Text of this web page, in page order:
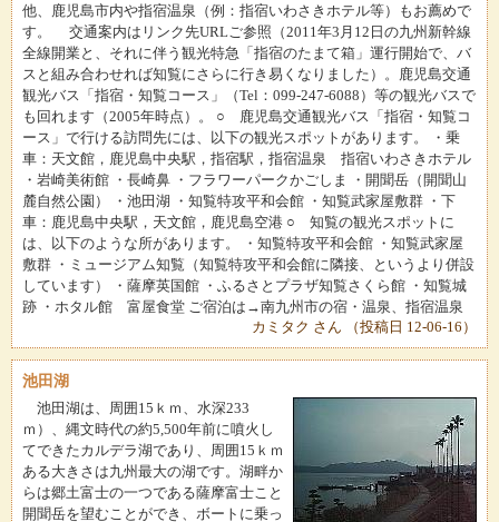
他、鹿児島市内や指宿温泉（例：指宿いわさきホテル等）もお薦めで
す。 交通案内はリンク先URLご参照（2011年3月12日の九州新幹線
全線開業と、それに伴う観光特急「指宿のたまて箱」運行開始で、バ
スと組み合わせれば知覧にさらに行き易くなりました）。鹿児島交通
観光バス「指宿・知覧コース」（Tel：099-247-6088）等の観光バスで
も回れます（2005年時点）。 ○ 鹿児島交通観光バス「指宿・知覧コ
ース」で行ける訪問先には、以下の観光スポットがあります。 ・乗
車：天文館，鹿児島中央駅，指宿駅，指宿温泉 指宿いわさきホテル
・岩崎美術館 ・長崎鼻 ・フラワーパークかごしま ・開聞岳（開聞山
麓自然公園） ・池田湖 ・知覧特攻平和会館 ・知覧武家屋敷群 ・下
車：鹿児島中央駅，天文館，鹿児島空港 ○ 知覧の観光スポットに
は、以下のような所があります。 ・知覧特攻平和会館 ・知覧武家屋
敷群 ・ミュージアム知覧（知覧特攻平和会館に隣接、というより併設
しています） ・薩摩英国館 ・ふるさとプラザ知覧さくら館 ・知覧城
跡 ・ホタル館 富屋食堂 ご宿泊は→南九州市の宿・温泉、指宿温泉
カミタク さん （投稿日 12-06-16）
池田湖
池田湖は、周囲15ｋｍ、水深233
ｍ）、縄文時代の約5,500年前に噴火し
てできたカルデラ湖であり、周囲15ｋｍ
ある大きさは九州最大の湖です。湖畔か
らは郷土富士の一つである薩摩富士こと
開聞岳を望むことができ、ボートに乗っ